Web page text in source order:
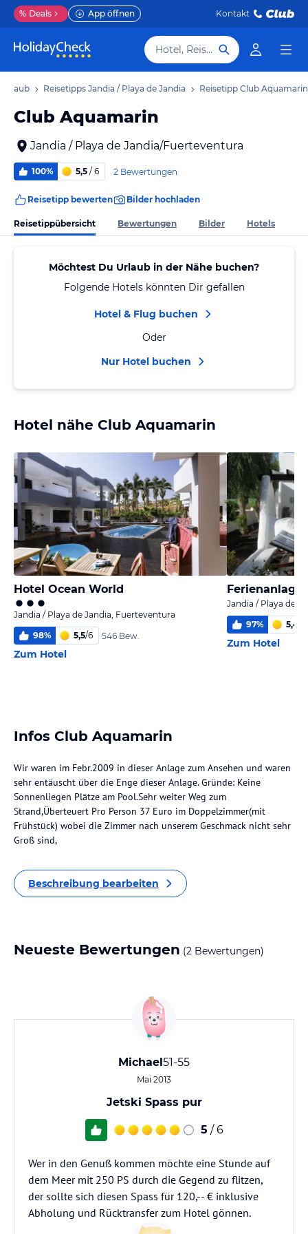
% Deals App öffnen Kontakt
Hotel, Reiseziel
Urlaub Reisetipps Jandia / Playa de Jandia Reisetipp Club Aquamarin
Club Aquamarin
Jandia / Playa de Jandia/Fuerteventura
100% 5,5 / 6 2 Bewertungen
Reisetipp bewerten Bilder hochladen
Reisetippübersicht Bewertungen Bilder Hotels
Möchtest Du Urlaub in der Nähe buchen?
Folgende Hotels könnten Dir gefallen
Hotel & Flug buchen
Oder
Nur Hotel buchen
Hotel nähe Club Aquamarin
Hotel Ocean World
Jandia / Playa de Jandia, Fuerteventura
98% 5,5/6 546 Bew.
Zum Hotel
Jandia / Playa de
97% 5,4
Zum Hotel
Infos Club Aquamarin
Wir waren im Febr.2009 in dieser Anlage zum Ansehen und waren
sehr entäuscht über die Enge dieser Anlage. Gründe: Keine
Sonnenliegen Plätze am Pool.Sehr weiter Weg zum
Strand,Überteuert Pro Person 37 Euro im Doppelzimmer(mit
Frühstück) wobei die Zimmer nach unserem Geschmack nicht sehr
Groß sind,
Beschreibung bearbeiten
Neueste Bewertungen (2 Bewertungen)
Michael51-55
Mai 2013
Jetski Spass pur
5 / 6
Wer in den Genuß kommen möchte eine Stunde auf
dem Meer mit 250 PS durch die Gegend zu flitzen,
der sollte sich diesen Spass für 120,-- € inklusive
Abholung und Rücktransfer zum Hotel gönnen.